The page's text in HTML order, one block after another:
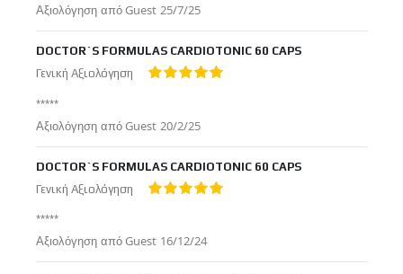
Αξιολόγηση απόGuest Δημοσιεύτηκε
στις
25/7/25
DOCTOR`S FORMULAS CARDIOTONIC 60 CAPS
Γενική Αξιολόγηση
*****
Αξιολόγηση απόGuest Δημοσιεύτηκε
στις
20/2/25
DOCTOR`S FORMULAS CARDIOTONIC 60 CAPS
Γενική Αξιολόγηση
*****
Αξιολόγηση απόGuest Δημοσιεύτηκε
στις
16/12/24